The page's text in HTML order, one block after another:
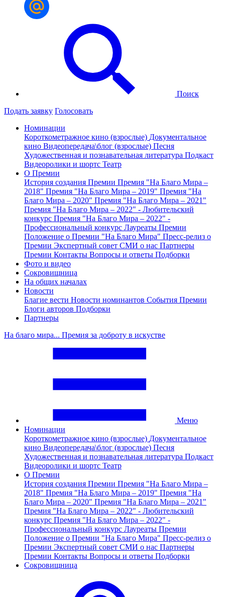
Поиск
Подать заявку Голосовать
Номинации
Короткометражное кино (взрослые) Документальное
кино Видеопередача\блог (взрослые) Песня
Художественная и познавательная литература Подкаст
Видеоролики и шортс Театр
О Премии
История создания Премии Премия "На Благо Мира –
2018" Премия "На Благо Мира – 2019" Премия "На
Благо Мира – 2020" Премия "На Благо Мира – 2021"
Премия "На Благо Мира – 2022" - Любительский
конкурс Премия "На Благо Мира – 2022" -
Профессиональный конкурс Лауреаты Премии
Положение о Премии "На Благо Мира" Пресс-релиз о
Премии Экспертный совет СМИ о нас Партнеры
Премии Контакты Вопросы и ответы Подборки
Фото и видео
Сокровищница
На общих началах
Новости
Благие вести Новости номинантов События Премии
Блоги авторов Подборки
Партнеры
На благо мира... Премия за доброту в искустве
Меню
Номинации
Короткометражное кино (взрослые) Документальное
кино Видеопередача\блог (взрослые) Песня
Художественная и познавательная литература Подкаст
Видеоролики и шортс Театр
О Премии
История создания Премии Премия "На Благо Мира –
2018" Премия "На Благо Мира – 2019" Премия "На
Благо Мира – 2020" Премия "На Благо Мира – 2021"
Премия "На Благо Мира – 2022" - Любительский
конкурс Премия "На Благо Мира – 2022" -
Профессиональный конкурс Лауреаты Премии
Положение о Премии "На Благо Мира" Пресс-релиз о
Премии Экспертный совет СМИ о нас Партнеры
Премии Контакты Вопросы и ответы Подборки
Сокровищница